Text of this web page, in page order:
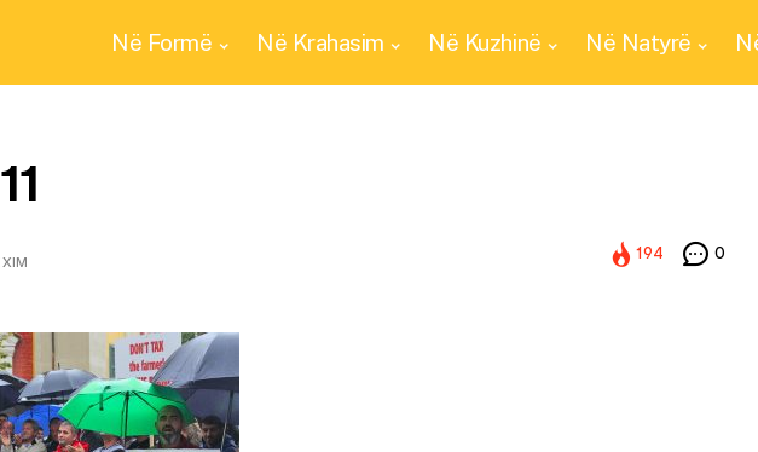
Në Formë Në Krahasim Në Kuzhinë Në Natyrë
194 0